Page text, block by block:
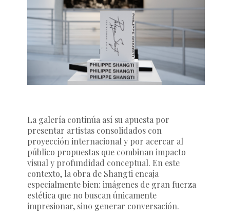
La galería continúa así su apuesta por
presentar artistas consolidados con
proyección internacional y por acercar al
público propuestas que combinan impacto
visual y profundidad conceptual. En este
contexto, la obra de Shangti encaja
especialmente bien: imágenes de gran fuerza
estética que no buscan únicamente
impresionar, sino generar conversación.